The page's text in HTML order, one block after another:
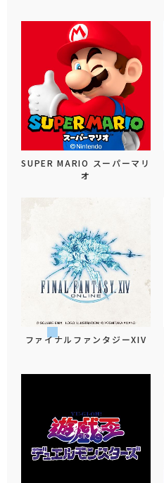
SUPER MARIO スーパーマリ
オ
ファイナルファンタジーXIV